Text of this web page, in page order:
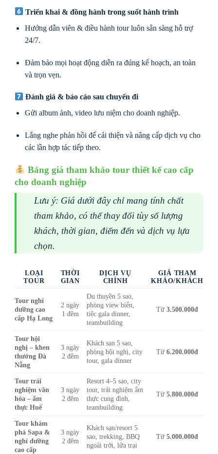
Triển khai & đồng hành trong suốt hành trình
Hướng dẫn viên & điều hành tour luôn sẵn sàng hỗ trợ
24/7.
Đảm bảo mọi hoạt động diễn ra đúng kế hoạch, an toàn
và trọn vẹn.
Đánh giá & báo cáo sau chuyến đi
Gửi album ảnh, video lưu niệm cho doanh nghiệp.
Lắng nghe phản hồi để cải thiện và nâng cấp dịch vụ cho
các lần hợp tác tiếp theo.
Bảng giá tham khảo tour thiết kế cao cấp
cho doanh nghiệp
Lưu ý: Giá dưới đây chỉ mang tính chất
tham khảo, có thể thay đổi tùy số lượng
khách, thời gian, điểm đến và dịch vụ lựa
chọn.
LOẠI
TOUR
THỜI
GIAN
DỊCH VỤ
CHÍNH
GIÁ THAM
KHẢO/KHÁCH
Tour nghỉ
dưỡng cao
cấp Hạ Long
2 ngày
1 đêm
Du thuyền 5 sao,
phòng view biển,
tiệc gala dinner,
teambuilding
Từ3.500.000đ
Tour hội
nghị – khen
thưởng Đà
Nẵng
3 ngày
2 đêm
Khách sạn 5 sao,
phòng hội nghị, city
tour, gala dinner
Từ6.200.000đ
Tour trải
nghiệm văn
hóa – ẩm
thực Huế
3 ngày
2 đêm
Resort 4–5 sao, city
tour, trải nghiệm ẩm
thực cung đình,
teambuilding
Từ5.800.000đ
Tour khám
phá Sapa &
nghỉ dưỡng
cao cấp
3 ngày
2 đêm
Khách sạn/resort 5
sao, trekking, BBQ
ngoài trời, lửa trại
Từ5.000.000đ